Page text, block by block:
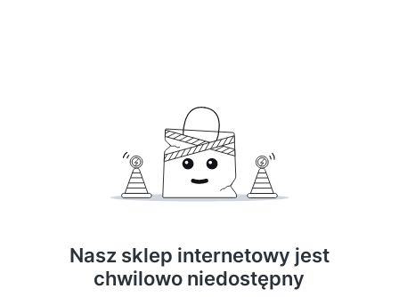
Nasz sklep internetowy jest
chwilowo niedostępny